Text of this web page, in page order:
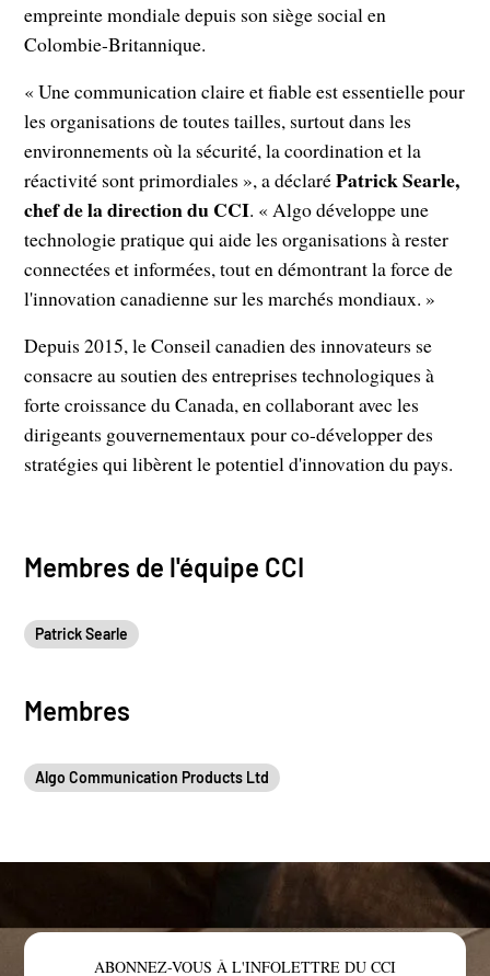
empreinte mondiale depuis son siège social en
Colombie-Britannique.
« Une communication claire et fiable est essentielle pour
les organisations de toutes tailles, surtout dans les
environnements où la sécurité, la coordination et la
réactivité sont primordiales », a déclaréPatrick Searle,
chef de la direction du CCI. « Algo développe une
technologie pratique qui aide les organisations à rester
connectées et informées, tout en démontrant la force de
l'innovation canadienne sur les marchés mondiaux. »
Depuis 2015, le Conseil canadien des innovateurs se
consacre au soutien des entreprises technologiques à
forte croissance du Canada, en collaborant avec les
dirigeants gouvernementaux pour co-développer des
stratégies qui libèrent le potentiel d'innovation du pays.
Membres de l'équipe CCI
Patrick Searle
Membres
Algo Communication Products Ltd
ABONNEZ-VOUS À L'INFOLETTRE DU CCI